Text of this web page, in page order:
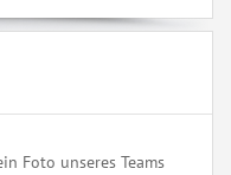
Foto unseres Teams